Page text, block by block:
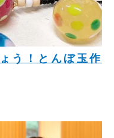
う！とんぼ玉作